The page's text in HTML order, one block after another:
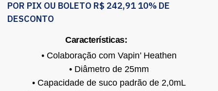
POR PIX OU BOLETO R$ 242,91 10% DE
DESCONTO
Características:
• Colaboração com Vapin’ Heathen
• Diâmetro de 25mm
• Capacidade de suco padrão de 2,0mL